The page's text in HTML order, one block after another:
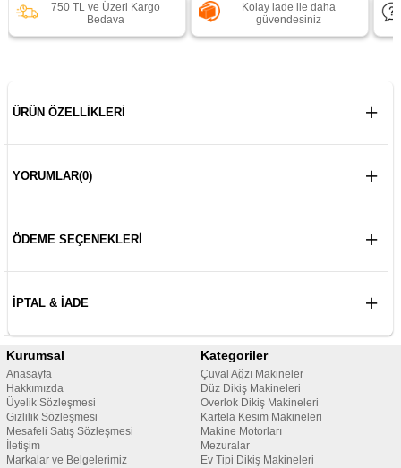
750 TL ve Üzeri Kargo
Bedava
Kolay iade ile daha
güvendesiniz
ÜRÜN ÖZELLIKLERI
YORUMLAR(0)
ÖDEME SEÇENEKLERI
İPTAL & İADE
Kurumsal
Anasayfa
Hakkımızda
Üyelik Sözleşmesi
Gizlilik Sözleşmesi
Mesafeli Satış Sözleşmesi
İletişim
Markalar ve Belgelerimiz
Kategoriler
Çuval Ağzı Makineler
Düz Dikiş Makineleri
Overlok Dikiş Makineleri
Kartela Kesim Makineleri
Makine Motorları
Mezuralar
Ev Tipi Dikiş Makineleri